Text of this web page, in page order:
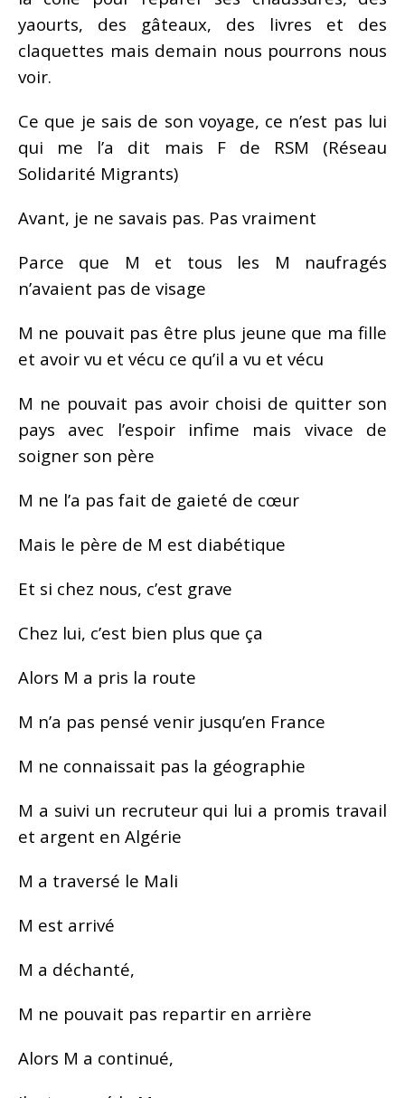
yaourts, des gâteaux, des livres et des
claquettes mais demain nous pourrons nous
voir.
Ce que je sais de son voyage, ce n’est pas lui
qui me l’a dit mais F de RSM (Réseau
Solidarité Migrants)
Avant, je ne savais pas. Pas vraiment
Parce que M et tous les M naufragés
n’avaient pas de visage
M ne pouvait pas être plus jeune que ma fille
et avoir vu et vécu ce qu’il a vu et vécu
M ne pouvait pas avoir choisi de quitter son
pays avec l’espoir infime mais vivace de
soigner son père
M ne l’a pas fait de gaieté de cœur
Mais le père de M est diabétique
Et si chez nous, c’est grave
Chez lui, c’est bien plus que ça
Alors M a pris la route
M n’a pas pensé venir jusqu’en France
M ne connaissait pas la géographie
M a suivi un recruteur qui lui a promis travail
et argent en Algérie
M a traversé le Mali
M est arrivé
M a déchanté,
M ne pouvait pas repartir en arrière
Alors M a continué,